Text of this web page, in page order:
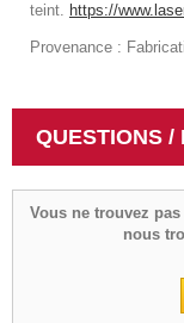
teint. https://
Provenance :
QUESTIONS /
Vous ne trouvez
nous